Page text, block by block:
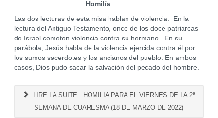
Homilía
Las dos lecturas de esta misa hablan de violencia. En la
lectura del Antiguo Testamento, once de los doce patriarcas
de Israel cometen violencia contra su hermano. En su
parábola, Jesús habla de la violencia ejercida contra él por
los sumos sacerdotes y los ancianos del pueblo. En ambos
casos, Dios pudo sacar la salvación del pecado del hombre.
LIRE LA SUITE : HOMILIA PARA EL VIERNES DE LA 2ª
SEMANA DE CUARESMA (18 DE MARZO DE 2022)